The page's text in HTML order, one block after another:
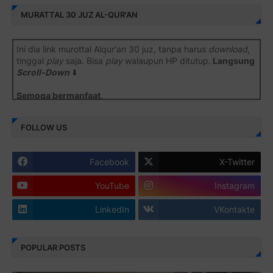
MURATTAL 30 JUZ AL-QUR'AN
Ini dia link murottal Alqur'an 30 juz, tanpa harus download,
tinggal playsaja. Bisa playwalaupun HP ditutup. Langsung
Scroll-Down ⬇️
Semoga bermanfaat
Juz 1 ⇨
Juz 3 ⇨ http://j.mp/2bFSrtF
Juz 4 ⇨ http://j.mp/2b8SXi3
Juz 5 ⇨ http://j.mp/2b8RZm3
FOLLOW US
Facebook X-Twitter
YouTube Instagram
LinkedIn VKontakte
POPULAR POSTS